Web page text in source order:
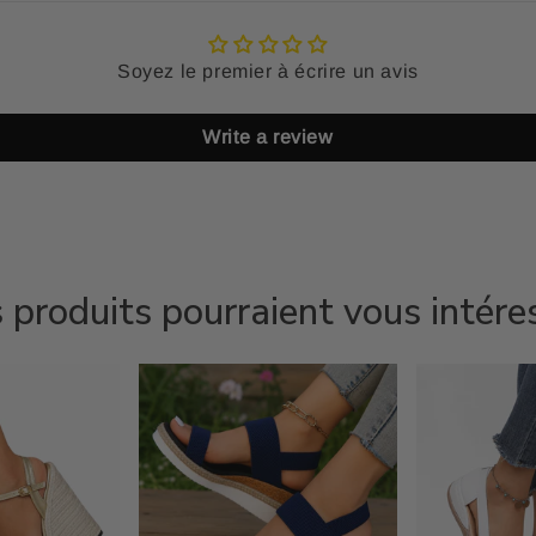
Soyez le premier à écrire un avis
Write a review
produits pourraient vous